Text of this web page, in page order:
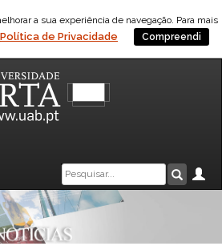
a sua experiência de navegação. Para mais
Política de Privacidade Compreendi
Caixa
de
pesquisa